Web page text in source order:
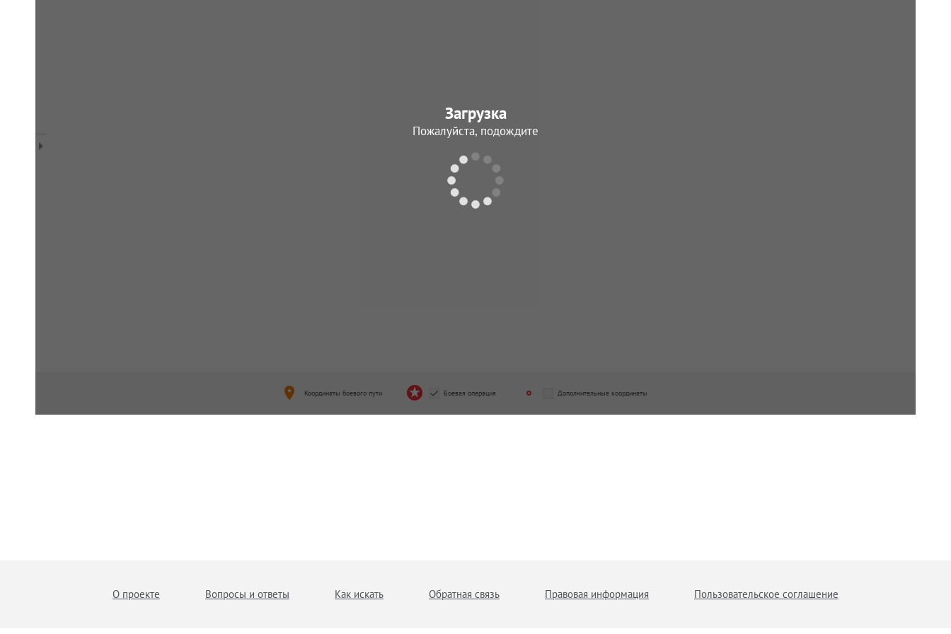
Координаты боевого пути Боевая операция Дополнительные координаты
Загрузка
Пожалуйста, подождите
О проекте Вопросы и ответы Как искать Обратная связь Правовая информация Пользовательское соглашение